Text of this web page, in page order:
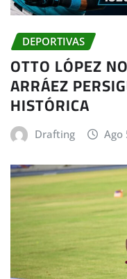
DEPORTIVAS
OTTO LÓPEZ
ARRÁEZ
HISTÓRICA
Drafting Ago